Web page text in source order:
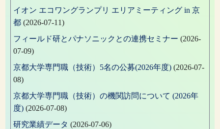
イオン エコワングランプリ エリアミーティング in 京
都 (2026-07-11)
フィールド研とパナソニックとの連携セミナー (2026-
07-09)
京都大学専門職（技術）5名の公募(2026年度) (2026-07-
08)
京都大学専門職（技術）の機関訪問について (2026年
度) (2026-07-08)
研究業績データ (2026-07-06)